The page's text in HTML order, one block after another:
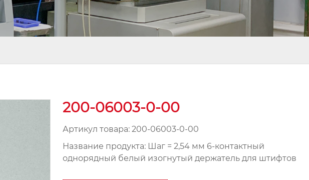
200-06003-0-00
Артикул товара: 200-06003-0-00
Название продукта: Шаг = 2,54 мм 6-контактный
однорядный белый изогнутый держатель для штифтов